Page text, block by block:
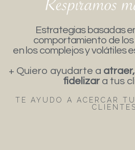
Estrategias basadas
comportamiento de
en los complejos y volátiles
+ Quiero ayudarte a
fidelizar a tus
TE AYUDO A ACERCAR
CLIENTES